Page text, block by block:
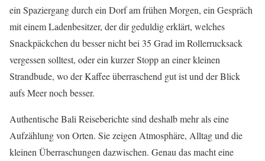
ein Spaziergang durch ein Dorf am frühen Morgen, ein Gespräch
mit einem Ladenbesitzer, der dir geduldig erklärt, welches
Snackpäckchen du besser nicht bei 35 Grad im Rollerrucksack
vergessen solltest, oder ein kurzer Stopp an einer kleinen
Strandbude, wo der Kaffee überraschend gut ist und der Blick
aufs Meer noch besser.
Authentische Bali Reiseberichte sind deshalb mehr als eine
Aufzählung von Orten. Sie zeigen Atmosphäre, Alltag und die
kleinen Überraschungen dazwischen. Genau das macht eine